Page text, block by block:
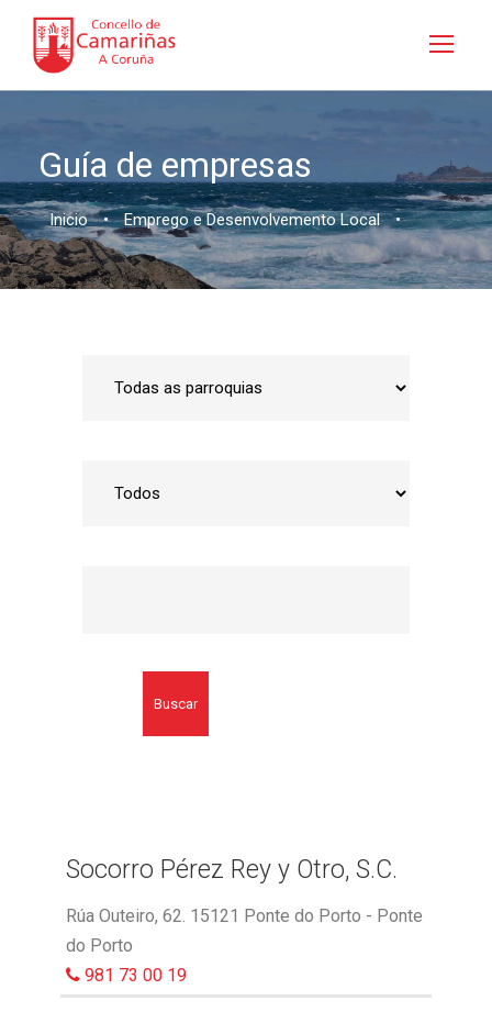
Guía de empresas
Inicio • Emprego e Desenvolvemento Local •
Buscar
Socorro Pérez Rey y Otro, S.C.
Rúa Outeiro, 62. 15121 Ponte do Porto - Ponte
do Porto
981 73 00 19